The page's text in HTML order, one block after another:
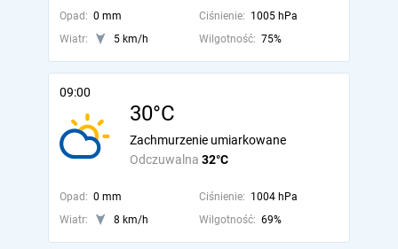
Opad: 0 mm Ciśnienie: 1005 hPa
Wiatr:
5 km/h Wilgotność: 75%
09:00
30°C
Odczuwalna 32°C
Zachmurzenie umiarkowane
Opad: 0 mm Ciśnienie: 1004 hPa
Wiatr:
8 km/h Wilgotność: 69%